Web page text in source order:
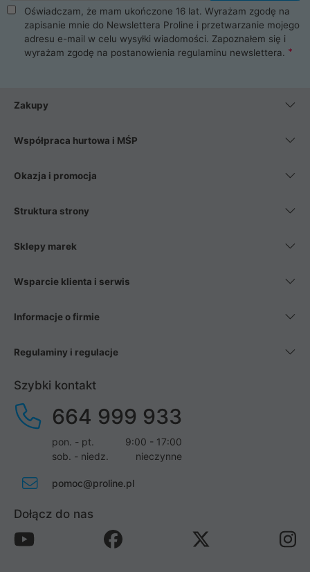
takie jak procesory, karty graficzne, płyty główne, pamięci,
dyski SSD, M.2 oraz HDD. Nasi pracownicy pomogą Ci wybrać
najlepszy zasilacz komputerowy oraz obudowę do komputera.
Poza komputerami mamy również najlepsze na rynku
Smartfony takich producentów jak Xiaomi, Apple, Samsung i
wentylatory. Na koniec mając już to wszystko, możesz
Oświadczam, że mam ukończone 16 lat. Wyrażam zgodę na
zapisanie mnie do Newslettera Proline i przetwarzanie mojego
adresu e-mail w celu wysyłki wiadomości. Zapoznałem się i
wyrażam zgodę na postanowienia regulaminu newslettera.
Zakupy
Współpraca hurtowa i MŚP
Okazja i promocja
Struktura strony
Sklepy marek
Wsparcie klienta i serwis
Informacje o firmie
Regulaminy i regulacje
Szybki kontakt
664 999 933
pon. - pt.
9:00 - 17:00
sob. - niedz.
nieczynne
pomoc@proline.pl
Dołącz do nas